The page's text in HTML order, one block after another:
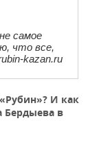
самое
что все,
kazan.ru
И как
Бердыева в